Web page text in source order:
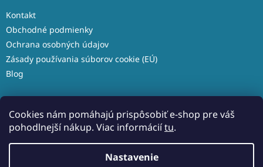
Cookies nám pomáhajú prispôsobiť e-shop pre váš
pohodlnejší nákup. Viac informáciítu.
Nastavenie
Kontakt
Obchodné podmienky
Ochrana osobných údajov
Zásady používania súborov cookie (EÚ)
Blog